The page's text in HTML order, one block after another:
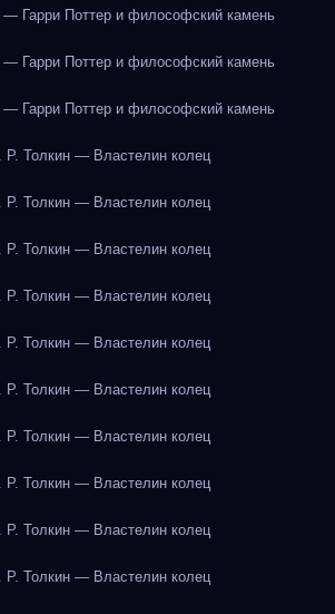
Гарри Поттер и философский камень
Гарри Поттер и философский камень
Гарри Поттер и философский камень
Р. Толкин — Властелин колец
Р. Толкин — Властелин колец
Р. Толкин — Властелин колец
Р. Толкин — Властелин колец
Р. Толкин — Властелин колец
Р. Толкин — Властелин колец
Р. Толкин — Властелин колец
Р. Толкин — Властелин колец
Р. Толкин — Властелин колец
Р. Толкин — Властелин колец